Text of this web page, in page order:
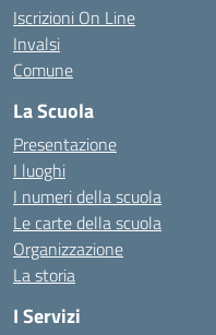
Iscrizioni On Line
Invalsi
Comune
La Scuola
Presentazione
I luoghi
I numeri della scuola
Le carte della scuola
Organizzazione
La storia
I Servizi